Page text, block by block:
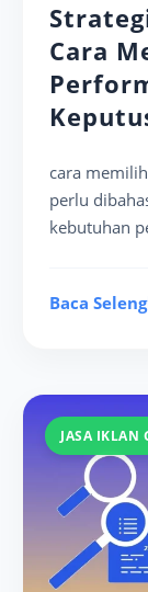
Cara
cara
perlu
kebutuhan
Baca
JASA IKLAN